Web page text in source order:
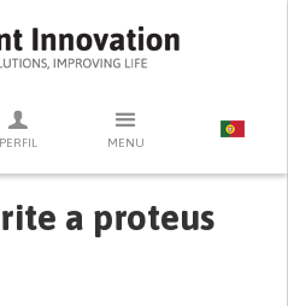
PERFIL MENU
PARA PESQUISAR
a proteus